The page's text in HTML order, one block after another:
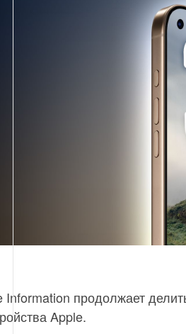
Information продолжает
Apple.